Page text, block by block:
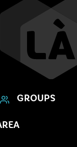
GROUPS